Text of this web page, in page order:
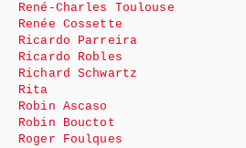
René-Charles Toulouse
Renée Cossette
Ricardo Parreira
Ricardo Robles
Richard Schwartz
Rita
Robin Ascaso
Robin Bouctot
Roger Foulques